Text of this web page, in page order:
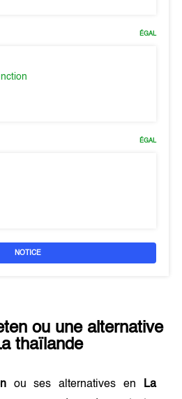
ÉGAL
ÉGAL
NOTICE
ou une alternative
thaïlande
ou ses alternatives en
La